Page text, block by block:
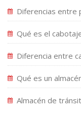
Diferencias entre
Qué es el
Diferencia entre
Qué es un
Almacén de